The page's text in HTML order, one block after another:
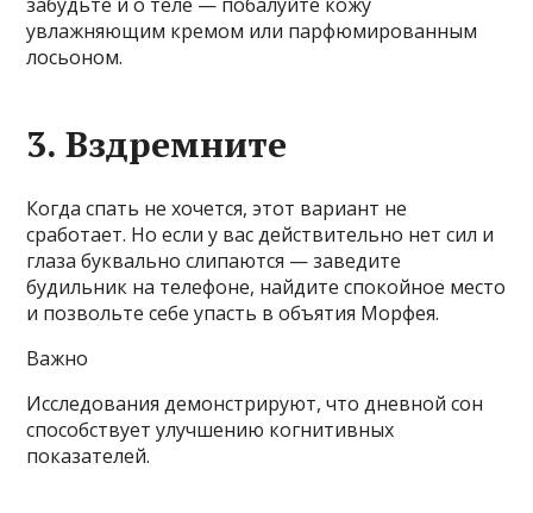
увлажняющим кремом или парфюмированным
лосьоном.
3. Вздремните
Когда спать не хочется, этот вариант не
сработает. Но если у вас действительно нет сил и
глаза буквально слипаются — заведите
будильник на телефоне, найдите спокойное место
и позвольте себе упасть в объятия Морфея.
Важно
Исследования демонстрируют, что дневной сон
способствует улучшению когнитивных
показателей.